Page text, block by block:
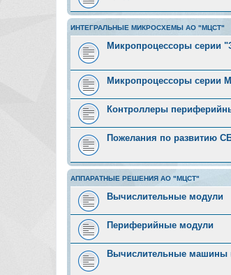
ИНТЕГРАЛЬНЫЕ МИКРОСХЕМЫ АО "МЦСТ"
Микропроцессоры серии
Микропроцессоры серии
Контроллеры
Пожелания по развитию
АППАРАТНЫЕ РЕШЕНИЯ АО "МЦСТ"
Вычислительные модули
Периферийные модули
Вычислительные машины